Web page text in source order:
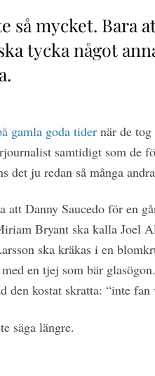
så mycket. Bara
tycka något
gamla goda tidernär de tog
samtidigt som de
det ju redan så många
att Danny Saucedo för en
Bryant ska kalla Joel
ska kräkas i en
en tjej som bär
den kostat skratta: “inte
säga längre.